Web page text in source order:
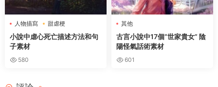
人物描寫 甜虐梗
小說中虐心死亡描述方法和句
子素材
580
其他
古言小說中17個“世家貴女” 陰
陽怪氣話術素材
601